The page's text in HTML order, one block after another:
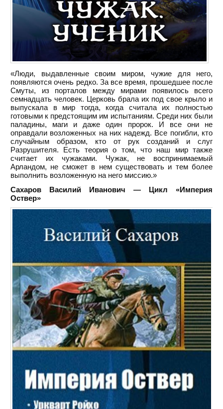
«Люди, выдавленные своим миром, чужие для него,
появляются очень редко. За все время, прошедшее после
Смуты, из порталов между мирами появилось всего
семнадцать человек. Церковь брала их под свое крыло и
выпускала в мир тогда, когда считала их полностью
готовыми к предстоящим им испытаниям. Среди них были
паладины, маги и даже один пророк. И все они не
оправдали возложенных на них надежд. Все погибли, кто
случайным образом, кто от рук созданий и слуг
Разрушителя. Есть теория о том, что наш мир также
считает их чужаками. Чужак, не воспринимаемый
Арландом, не сможет в нем существовать и тем более
выполнить возложенную на него миссию.»
Сахаров Василий Иванович — Цикл «Империя
Оствер»